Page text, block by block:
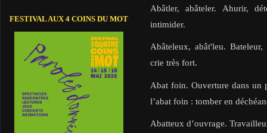
FESTIVAL AUX 4 COINS DU MOT
Abâtler, abâteler. Ahurir,
intimider.
Abâteleux, abât'leu.
crie très fort.
Abat foin. Ouverture dans un
l’abat foin : tomber en
Abatteux d’ouvrage.